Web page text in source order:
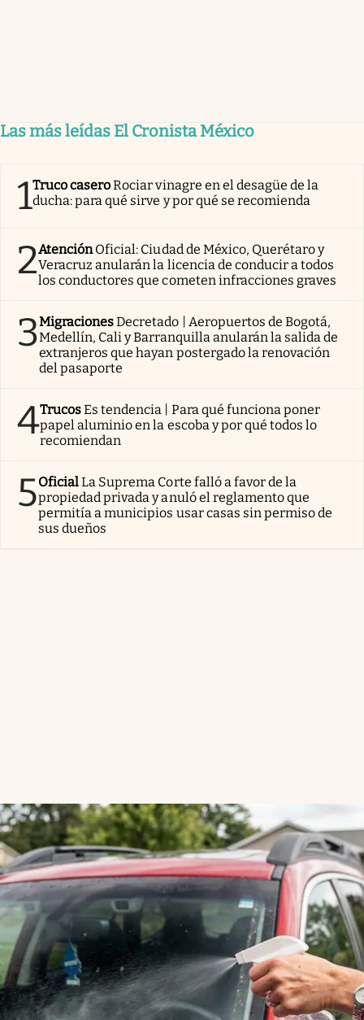
Las más leídas El Cronista México
1Truco caseroRociar vinagre en el desagüe de la
ducha: para qué sirve y por qué se recomienda
2AtenciónOficial: Ciudad de México, Querétaro y
Veracruz anularán la licencia de conducir a todos
los conductores que cometen infracciones graves
3MigracionesDecretado | Aeropuertos de Bogotá,
Medellín, Cali y Barranquilla anularán la salida de
extranjeros que hayan postergado la renovación
del pasaporte
4TrucosEs tendencia | Para qué funciona poner
papel aluminio en la escoba y por qué todos lo
recomiendan
5OficialLa Suprema Corte falló a favor de la
propiedad privada y anuló el reglamento que
permitía a municipios usar casas sin permiso de
sus dueños